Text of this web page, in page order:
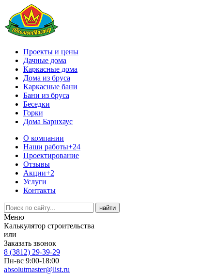
Проекты и цены
Дачные дома
Каркасные дома
Дома из бруса
Каркасные бани
Бани из бруса
Беседки
Горки
Дома Барнхаус
О компании
Наши работы+24
Проектирование
Отзывы
Акции+2
Услуги
Контакты
Меню
Калькулятор строительства
или
Заказать звонок
8 (3812) 29-39-29
Пн-вс 9:00-18:00
absolutmaster@list.ru